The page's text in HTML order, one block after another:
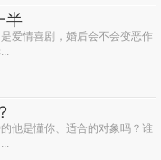
半
爱情喜剧，婚后会不会变恶作
他是懂你、适合的对象吗？谁